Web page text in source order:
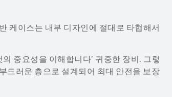
케이스는 내부 디자인에 절대로 타협해서
중요성을 이해합니다’ 귀중한 장비. 그렇
드러운 층으로 설계되어 최대 안전을 보장